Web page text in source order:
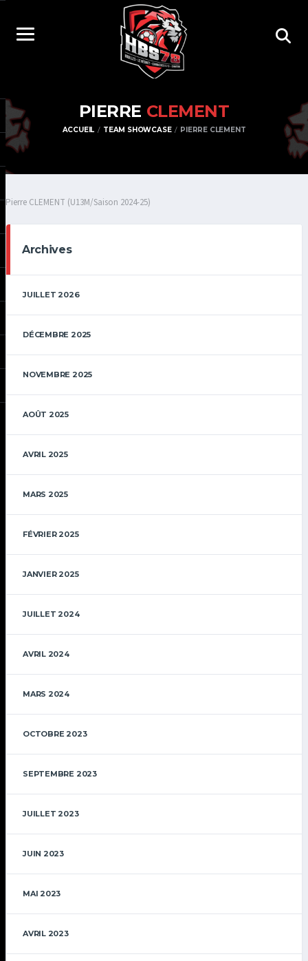
PIERRE CLEMENT
ACCUEIL TEAM SHOWCASE PIERRE CLEMENT
Pierre CLEMENT (U13M/Saison 2024-25)
Archives
JUILLET 2026
DÉCEMBRE 2025
NOVEMBRE 2025
AOÛT 2025
AVRIL 2025
MARS 2025
FÉVRIER 2025
JANVIER 2025
JUILLET 2024
AVRIL 2024
MARS 2024
OCTOBRE 2023
SEPTEMBRE 2023
JUILLET 2023
JUIN 2023
MAI 2023
AVRIL 2023